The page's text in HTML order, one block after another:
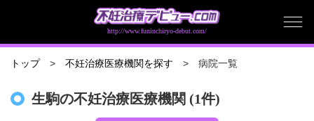
http://www.funinchiryo-debut.com/
トップ 不妊治療医療機関を探す 病院一覧
生駒の不妊治療医療機関 (1件)